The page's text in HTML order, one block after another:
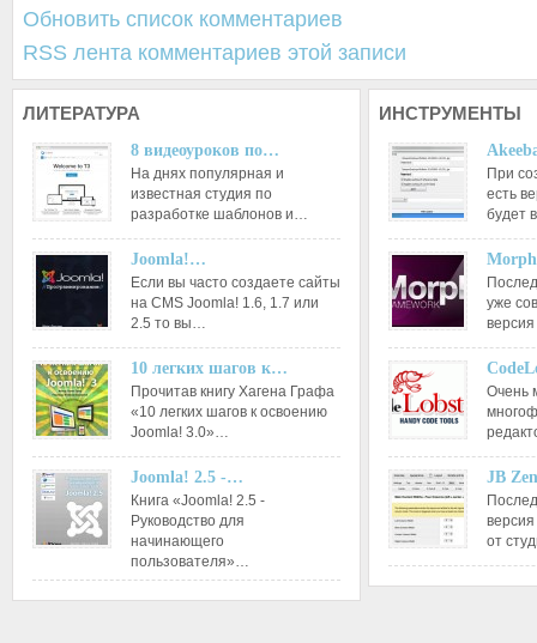
Обновить список комментариев
RSS лента комментариев этой записи
ЛИТЕРАТУРА
8 видеоуроков по…
На днях популярная и
известная студия по
разработке шаблонов и…
Joomla!…
Если вы часто создаете сайты
на CMS Joomla! 1.6, 1.7 или
2.5 то вы…
10 легких шагов к…
Прочитав книгу Хагена Графа
«10 легких шагов к освоению
Joomla! 3.0»…
Joomla! 2.5 -…
Книга «Joomla! 2.5 -
Руководство для
начинающего
пользователя»…
ИНСТРУМЕНТЫ
При
есть
будет
уже
Очень
JB
от